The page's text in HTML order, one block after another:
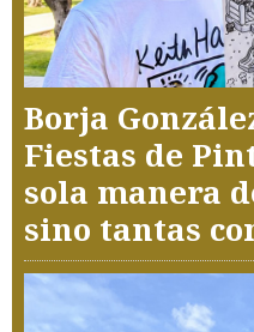
Borja
Fiestas de
sola manera
sino tantas